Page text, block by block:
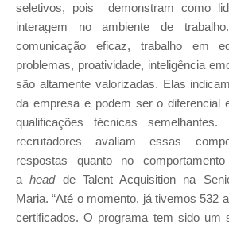
seletivos, pois demonstram como
interagem no ambiente de
comunicação eficaz, trabalho em
problemas, proatividade, inteligência
são altamente valorizadas. Elas
da empresa e podem ser o diferencial
qualificações técnicas semelhantes.
recrutadores avaliam essas
respostas quanto no
ahead de Talent Acquisition na
Maria. “Até o momento, já tivemos 532
certificados. O programa tem sido um